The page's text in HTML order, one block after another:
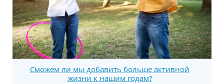
Сможем ли мы добавить больше активной
жизни к нашим годам?